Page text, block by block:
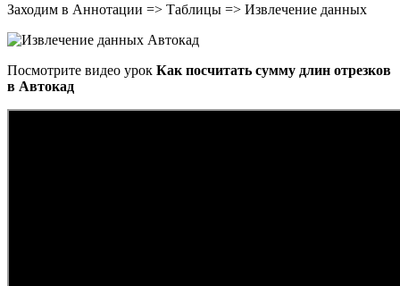
Заходим в Аннотации => Таблицы => Извлечение данных
Посмотрите видео урок Как посчитать сумму длин отрезков
в Автокад